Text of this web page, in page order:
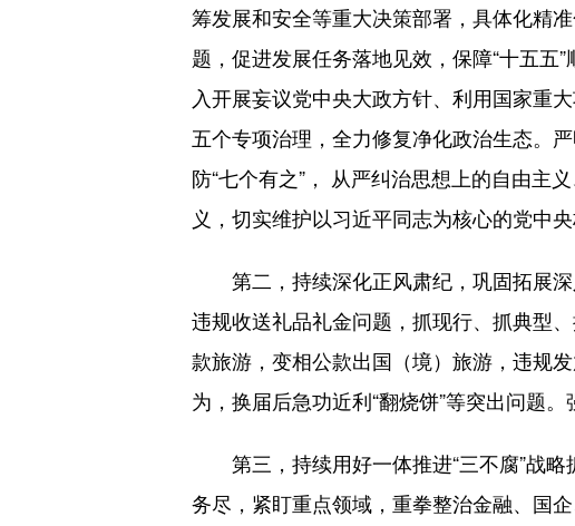
筹发展和安全等重大决策部署，具体化精
题，促进发展任务落地见效，保障“十五
入开展妄议党中央大政方针、利用国家重
五个专项治理，全力修复净化政治生态。
防“七个有之”， 从严纠治思想上的自由主
义，切实维护以习近平同志为核心的党中
第二，持续深化正风肃纪，巩固拓展深
违规收送礼品礼金问题，抓现行、抓典型
款旅游，变相公款出国（境）旅游，违规
为，换届后急功近利“翻烧饼”等突出问题
第三，持续用好一体推进“三不腐”战略
务尽，紧盯重点领域，重拳整治金融、国